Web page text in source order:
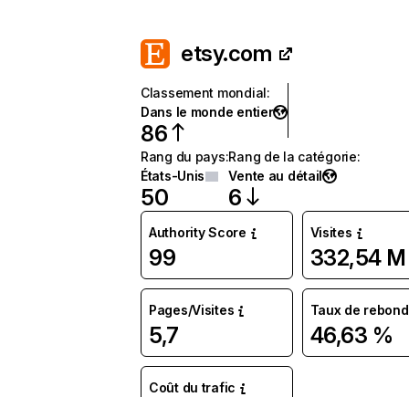
etsy.com
Classement mondial:
Dans le monde entier
86
Rang du pays:
États-Unis
50
Rang de la catégorie:
Vente au détail
6
Authority Score
99
Visites
332,54 M
Pages/Visites
5,7
Taux de rebond
46,63 %
Coût du trafic